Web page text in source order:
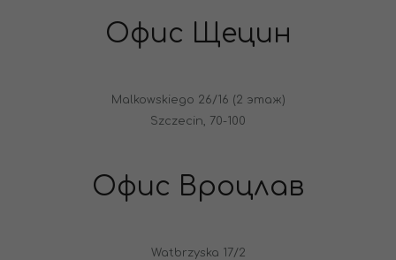
Офис Щецин
Malkowskiego 26/16 (2 этаж)
Szczecin, 70-100
Офис Вроцлав
Watbrzyska 17/2